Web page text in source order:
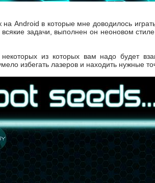
Android в которые мне доводилось
задачи, выполнен он неоновом
из которых вам надо будет
избегать лазеров и находить нужные